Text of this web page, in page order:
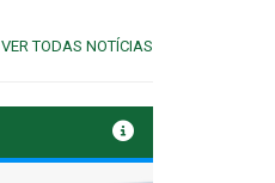
VER TODAS NOTÍCIAS